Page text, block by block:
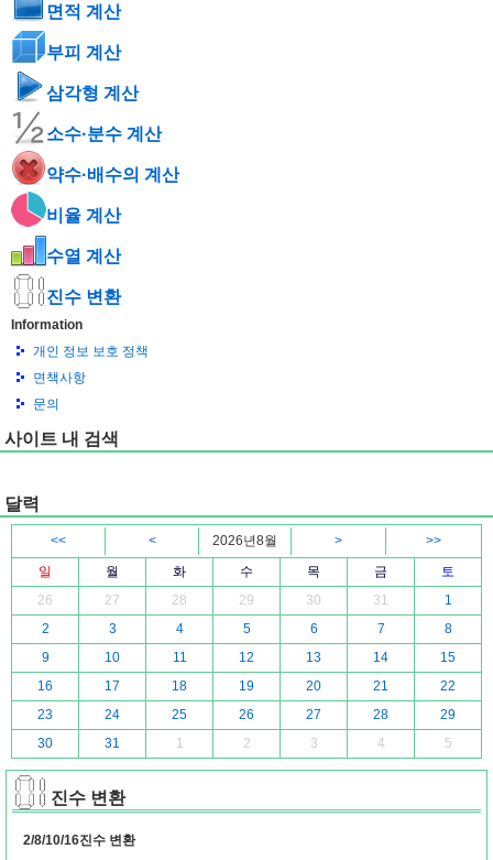
면적 계산
부피 계산
삼각형 계산
소수·분수 계산
약수·배수의 계산
비율 계산
수열 계산
진수 변환
Information
개인 정보 보호 정책
면책사항
문의
사이트 내 검색
달력
<< < 2026년8월 >
>>
일
월 화 수 목 금
토
26
27 28 29 30 31
1
2
3 4 5 6 7
8
9
10 11 12 13 14
15
16
17 18 19 20 21
22
23
24 25 26 27 28
29
30
31 1 2 3 4 5
진수 변환
2/8/10/16진수 변환